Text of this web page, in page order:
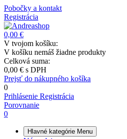
Pobočky a kontakt
Registrácia
0,00 €
V tvojom košíku:
V košíku nemáš žiadne produkty
Celková suma:
0,00 € s DPH
Prejsť do nákupného košíka
0
Prihlásenie Registrácia
Porovnanie
0
Hlavné kategórie Menu